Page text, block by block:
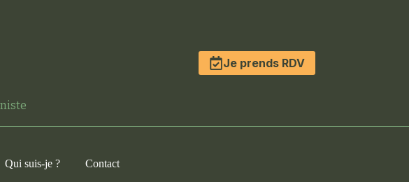
Je prends RDV
Qui suis-je ? Contact